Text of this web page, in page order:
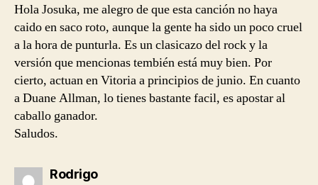
Hola Josuka, me alegro de que esta canción no haya
caido en saco roto, aunque la gente ha sido un poco cruel
a la hora de punturla. Es un clasicazo del rock y la
versión que mencionas tembién está muy bien. Por
cierto, actuan en Vitoria a principios de junio. En cuanto
a Duane Allman, lo tienes bastante facil, es apostar al
caballo ganador.
Saludos.
Rodrigodice: